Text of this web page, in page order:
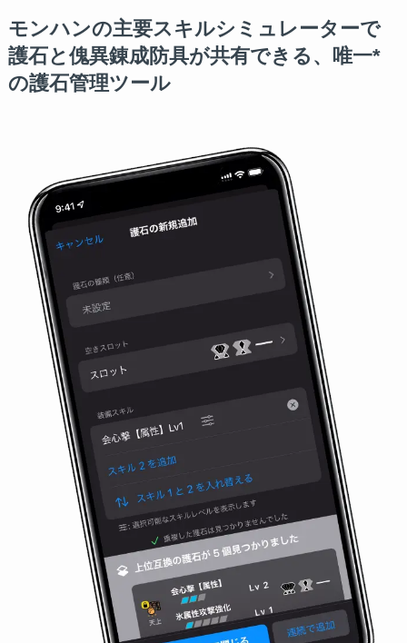
モンハンの主要スキルシミュレーターで
護石と傀異錬成防具が共有できる、唯一*
の護石管理ツール